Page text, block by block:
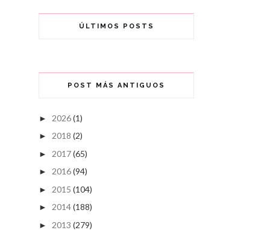
ÚLTIMOS POSTS
POST MÁS ANTIGUOS
► 2026(1)
► 2018 (2)
► 2017(65)
► 2016(94)
► 2015 (104)
► 2014(188)
► 2013 (279)